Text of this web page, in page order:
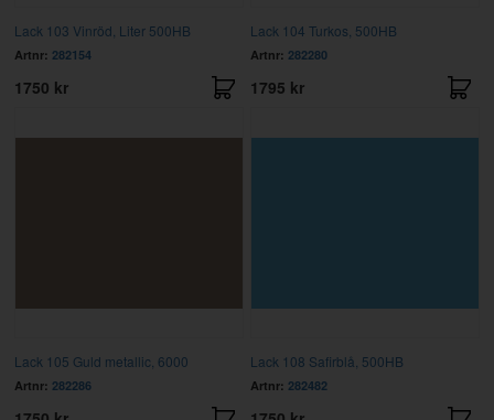
Lack 103 Vinröd, Liter 500HB
Artnr: 282154
1750 kr
Lack 104 Turkos, 500HB
Artnr: 282280
1795 kr
Lack 105 Guld metallic, 6000
Artnr: 282286
Lack 108 Safirblå, 500HB
Artnr: 282482